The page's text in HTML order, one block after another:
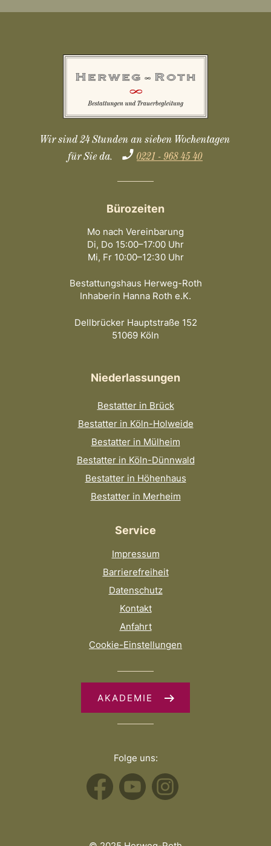
Wir sind 24 Stunden an sieben Wochentagen
für Sie da.
0221 - 968 45 40
Bürozeiten
Mo nach Vereinbarung
Di, Do 15:00–17:00 Uhr
Mi, Fr 10:00–12:30 Uhr
Bestattungshaus Herweg-Roth
Inhaberin Hanna Roth e.K.
Dellbrücker Hauptstraße 152
51069 Köln
Niederlassungen
Bestatter in Brück
Bestatter in Köln-Holweide
Bestatter in Mülheim
Bestatter in Köln-Dünnwald
Bestatter in Höhenhaus
Bestatter in Merheim
Service
Impressum
Barrierefreiheit
Datenschutz
Kontakt
Anfahrt
Cookie-Einstellungen
AKADEMIE
Folge uns: